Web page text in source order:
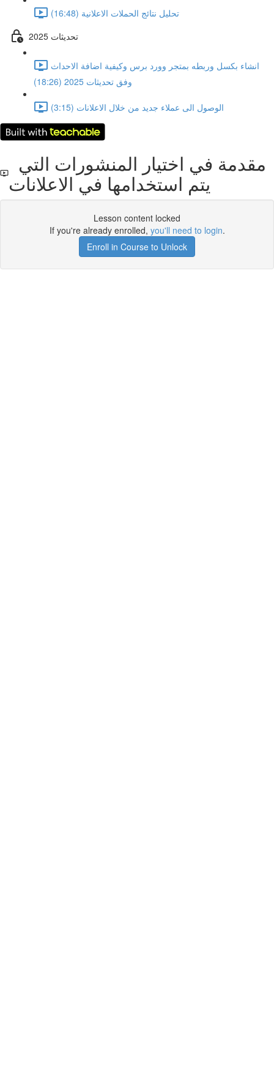
تحليل نتائج الحملات الاعلانية (16:48)
تحديثات 2025
انشاء بكسل وربطه بمتجر وورد برس وكيفية اضافة الاحداث
وفق تحديثات 2025 (18:26)
الوصول الى عملاء جديد من خلال الاعلانات (3:15)
مقدمة في اختيار المنشورات التي
يتم استخدامها في الاعلانات
Lesson content locked
If you're already enrolled, you'll need to login.
Enroll in Course to Unlock